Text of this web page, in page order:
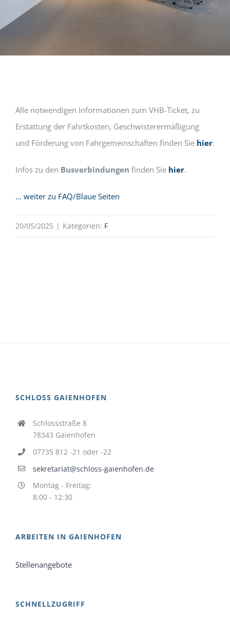
Alle notwendigen Informationen zum VHB-Ticket, zu
Erstattung der Fahrtkosten, Geschwisterermäßigung
und Förderung von Fahrgemeinschaften finden Sie hier.
Infos zu den Busverbindungen finden Sie hier.
… weiter zu FAQ/Blaue Seiten
20/05/2025 | Kategorien: F
SCHLOSS GAIENHOFEN
Schlossstraße 8
78343 Gaienhofen
07735 812 -21 oder -22
sekretariat@schloss-gaienhofen.de
Montag - Freitag:
8:00 - 12:30
ARBEITEN IN GAIENHOFEN
Stellenangebote
SCHNELLZUGRIFF